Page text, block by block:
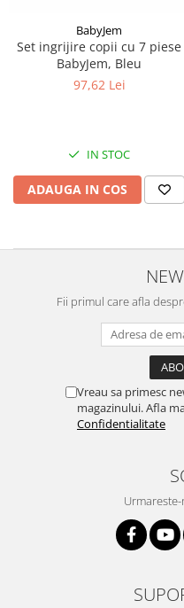
BabyJem
Set ingrijire copii cu 7 piese
BabyJem, Bleu
97,62 Lei
IN STOC
ADAUGA IN COS
Fii primul care afla
Vreau sa primesc
magazinului. Afla
Confidentialitate